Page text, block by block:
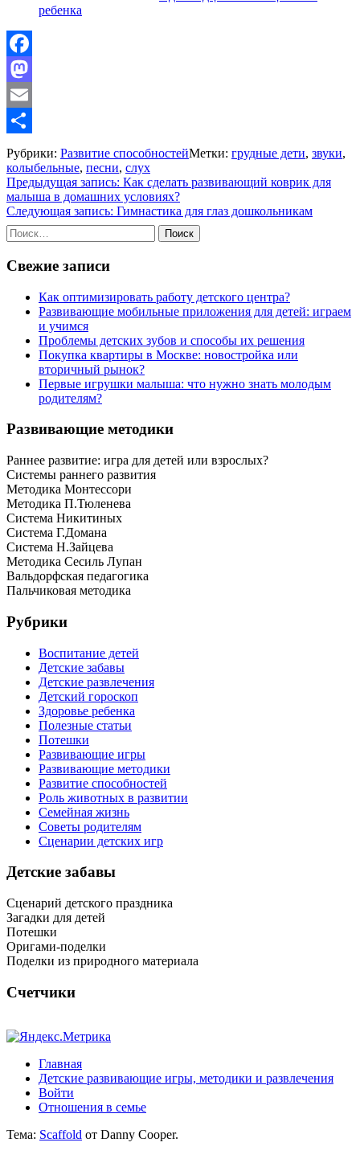
ребенка
Facebook
Mastodon
Email
Отправить
Рубрики: Развитие способностейМетки: грудные дети, звуки,
колыбельные, песни, слух
Навигация
по
записям
Предыдущая запись: Как сделать развивающий коврик для
малыша в домашних условиях?
Следующая запись: Гимнастика для глаз дошкольникам
Найти:
Свежие записи
Как оптимизировать работу детского центра?
Развивающие мобильные приложения для детей: играем
и учимся
Проблемы детских зубов и способы их решения
Покупка квартиры в Москве: новостройка или
вторичный рынок?
Первые игрушки малыша: что нужно знать молодым
родителям?
Развивающие методики
Раннее развитие: игра для детей или взрослых?
Системы раннего развития
Методика Монтессори
Методика П.Тюленева
Система Никитиных
Система Г.Домана
Система Н.Зайцева
Методика Сесиль Лупан
Вальдорфская педагогика
Пальчиковая методика
Рубрики
Воспитание детей
Детские забавы
Детские развлечения
Детский гороскоп
Здоровье ребенка
Полезные статьи
Потешки
Развивающие игры
Развивающие методики
Развитие способностей
Роль животных в развитии
Семейная жизнь
Советы родителям
Сценарии детских игр
Детские забавы
Сценарий детского праздника
Загадки для детей
Потешки
Оригами-поделки
Поделки из природного материала
Счетчики
Главная
Детские развивающие игры, методики и развлечения
Войти
Отношения в семье
Тема: Scaffold от Danny Cooper.